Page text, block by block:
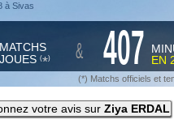
à Sivas
MATCHS
JOUES (*) & 407
EN
(*) Matchs officiels et
votre avis sur Ziya ERDAL